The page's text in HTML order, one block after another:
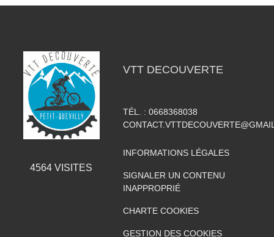
4564 VISITES
VTT DECOUVERTE
TÉL. : 0668368038
INFORMATIONS LÉGALES
SIGNALER UN CONTENU
INAPPROPRIÉ
CHARTE COOKIES
GESTION DES COOKIES